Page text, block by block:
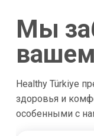
Мы
Healthy Türkiye
здоровья и
особенными с